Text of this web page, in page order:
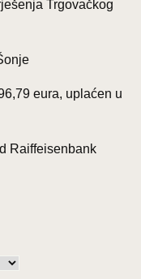
Trgovačkog
eura, uplaćen u
Raiffeisenbank